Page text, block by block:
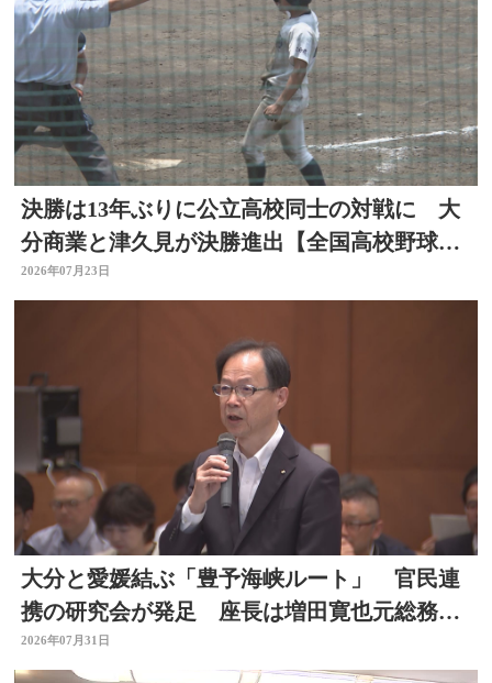
決勝は13年ぶりに公立高校同士の対戦に 大
分商業と津久見が決勝進出【全国高校野球選
手権大分大会】
2026年07月23日
大分と愛媛結ぶ「豊予海峡ルート」 官民連
携の研究会が発足 座長は増田寛也元総務大
臣 大分
2026年07月31日